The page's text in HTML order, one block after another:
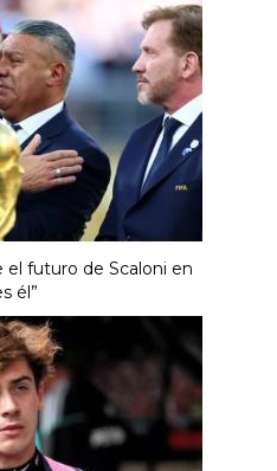
futuro de Scaloni en
él”